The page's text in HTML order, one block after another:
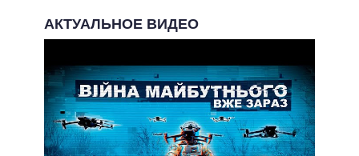
АКТУАЛЬНОЕ ВИДЕО